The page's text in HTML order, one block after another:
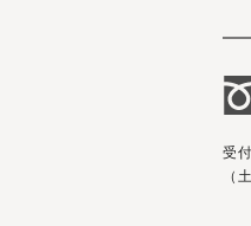
受
（